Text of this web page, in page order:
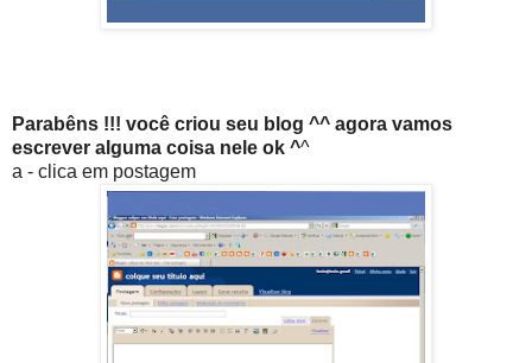
Parabêns !!! você criou seu blog ^^ agora vamos
escrever alguma coisa nele ok ^^
a - clica em postagem